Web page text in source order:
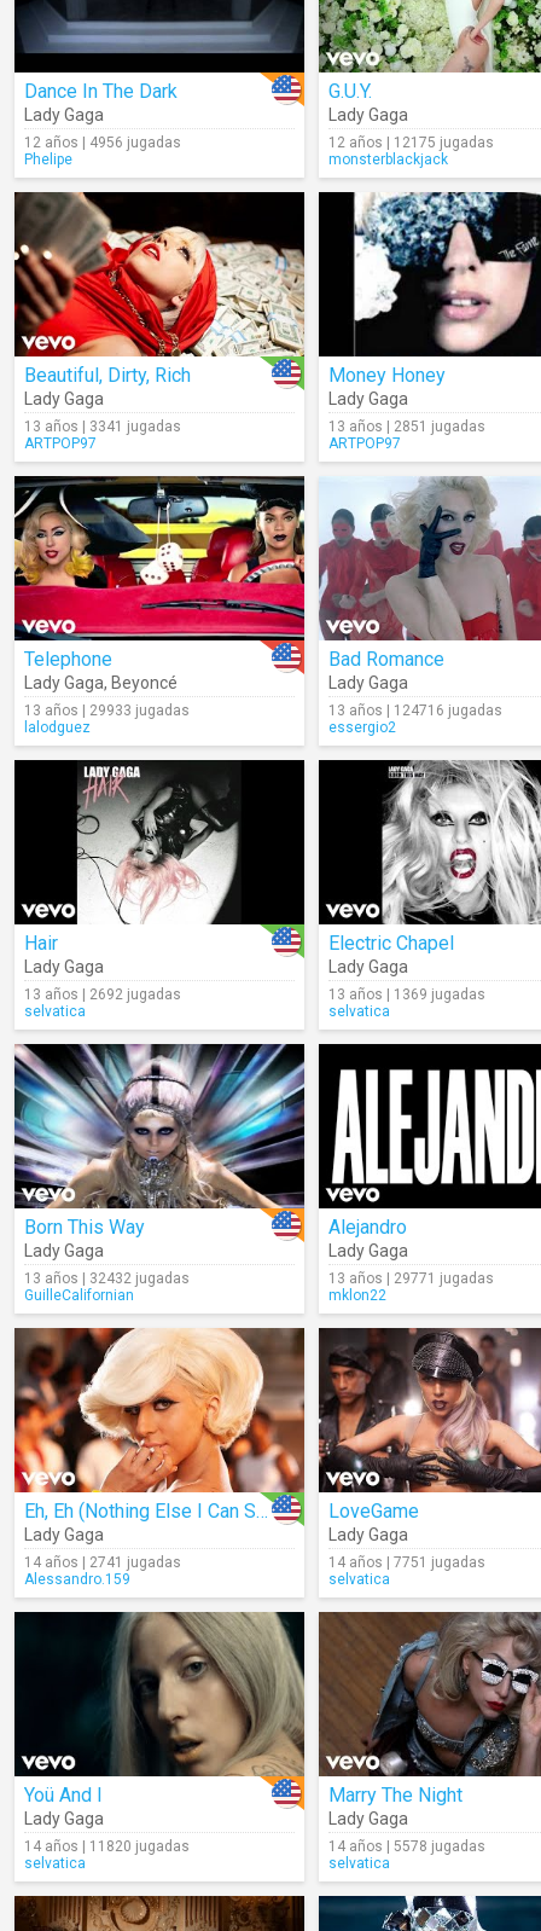
Dance In The Dark
Lady Gaga
12 años | 4956 jugadas
Phelipe
G.U.Y.
Lady Gaga
12 años | 12175 jugadas
monsterblackjack
Beautiful, Dirty, Rich
Lady Gaga
13 años | 3341 jugadas
ARTPOP97
Money Honey
Lady Gaga
13 años | 2851 jugadas
ARTPOP97
Telephone
Lady Gaga, Beyoncé
13 años | 29933 jugadas
lalodguez
Bad Romance
Lady Gaga
13 años | 124716 jugadas
essergio2
Hair
Lady Gaga
13 años | 2692 jugadas
selvatica
Electric Chapel
Lady Gaga
13 años | 1369 jugadas
selvatica
Born This Way
Lady Gaga
13 años | 32432 jugadas
GuilleCalifornian
Alejandro
Lady Gaga
13 años | 29771 jugadas
mklon22
Eh, Eh (Nothing Else I Can Say)
Lady Gaga
14 años | 2741 jugadas
Alessandro.159
LoveGame
Lady Gaga
14 años | 7751 jugadas
selvatica
Yoü And I
Lady Gaga
14 años | 11820 jugadas
selvatica
Marry The Night
Lady Gaga
14 años | 5578 jugadas
selvatica